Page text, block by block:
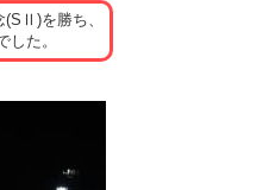
を勝ち、
た。